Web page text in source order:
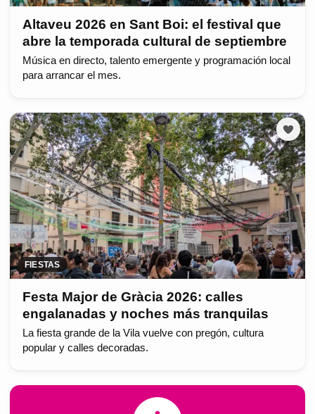
Altaveu 2026 en Sant Boi: el festival que
abre la temporada cultural de septiembre
Música en directo, talento emergente y programación local
para arrancar el mes.
FIESTAS
Festa Major de Gràcia 2026: calles
engalanadas y noches más tranquilas
La fiesta grande de la Vila vuelve con pregón, cultura
popular y calles decoradas.